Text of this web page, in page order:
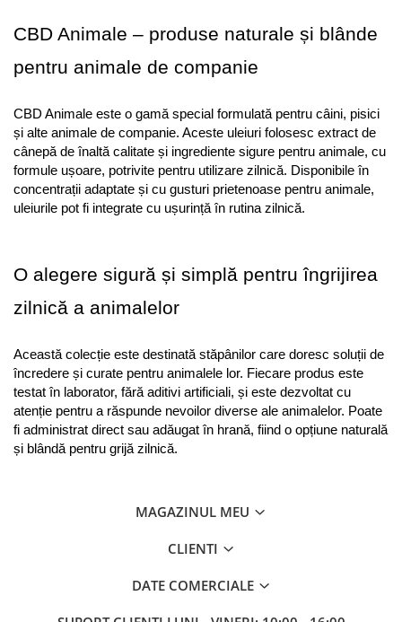
CBD Animale – produse naturale și blânde
pentru animale de companie
CBD Animale este o gamă special formulată pentru câini, pisici
și alte animale de companie. Aceste uleiuri folosesc extract de
cânepă de înaltă calitate și ingrediente sigure pentru animale, cu
formule ușoare, potrivite pentru utilizare zilnică. Disponibile în
concentrații adaptate și cu gusturi prietenoase pentru animale,
uleiurile pot fi integrate cu ușurință în rutina zilnică.
O alegere sigură și simplă pentru îngrijirea
zilnică a animalelor
Această colecție este destinată stăpânilor care doresc soluții de
încredere și curate pentru animalele lor. Fiecare produs este
testat în laborator, fără aditivi artificiali, și este dezvoltat cu
atenție pentru a răspunde nevoilor diverse ale animalelor. Poate
fi administrat direct sau adăugat în hrană, fiind o opțiune naturală
și blândă pentru grijă zilnică.
MAGAZINUL MEU
CLIENTI
DATE COMERCIALE